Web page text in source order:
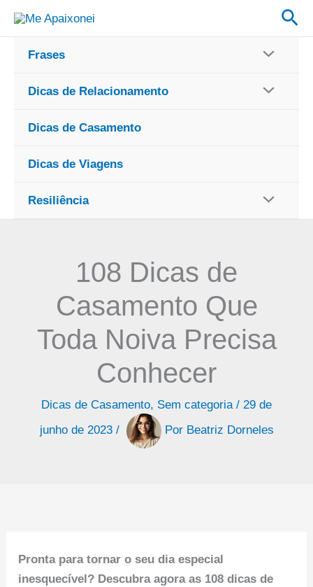
para
Frases
Dicas de Relacionamento
Dicas de Casamento
Dicas de Viagens
Resiliência
108 Dicas de
Casamento Que
Toda Noiva Precisa
Conhecer
Dicas de Casamento, Sem categoria/ 29 de
junho de 2023 / Por Beatriz Dorneles
Pronta para tornar o seu dia especial
inesquecível? Descubra agora as 108 dicas de